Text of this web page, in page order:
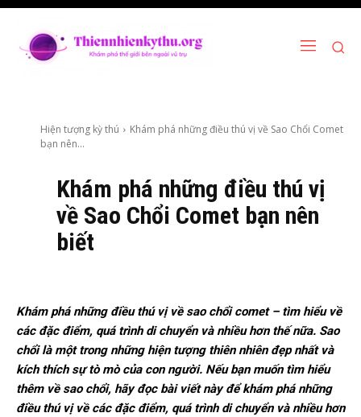
Hiện tượng kỳ thú
Khám phá những điều thú vị về Sao Chổi Comet
bạn nên...
Khám phá những điều thú vị
về Sao Chổi Comet bạn nên
biết
Khám phá những điều thú vị về sao chổi comet – tìm hiểu về
các đặc điểm, quá trình di chuyển và nhiều hơn thế nữa. Sao
chổi là một trong những hiện tượng thiên nhiên đẹp nhất và
kích thích sự tò mò của con người. Nếu bạn muốn tìm hiểu
thêm về sao chổi, hãy đọc bài viết này để khám phá những
điều thú vị về các đặc điểm, quá trình di chuyển và nhiều hơn